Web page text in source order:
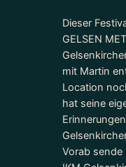
Dieser
GELSEN
mit Martin
Location
hat seine
Vorab sende